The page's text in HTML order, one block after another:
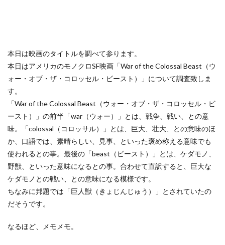
本日は映画のタイトルを調べて参ります。
本日はアメリカのモノクロSF映画「War of the Colossal Beast（ウ
ォー・オブ・ザ・コロッセル・ビースト）」について調査致しま
す。
「War of the Colossal Beast（ウォー・オブ・ザ・コロッセル・ビ
ースト）」の前半「war（ウォー）」とは、戦争、戦い、との意
味。「colossal（コロッサル）」とは、巨大、壮大、との意味のほ
か、口語では、素晴らしい、見事、といった褒め称える意味でも
使われるとの事。最後の「beast（ビースト）」とは、ケダモノ、
野獣、といった意味になるとの事。合わせて直訳すると、巨大な
ケダモノとの戦い、との意味になる模様です。
ちなみに邦題では「巨人獣（きょじんじゅう）」とされていたの
だそうです。
なるほど、メモメモ。